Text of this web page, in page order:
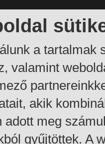
a tartalmak
valamint
akik
adott meg
gyűjtöttek. A